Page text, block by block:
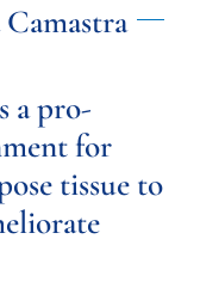
a pro-
for
tissue to